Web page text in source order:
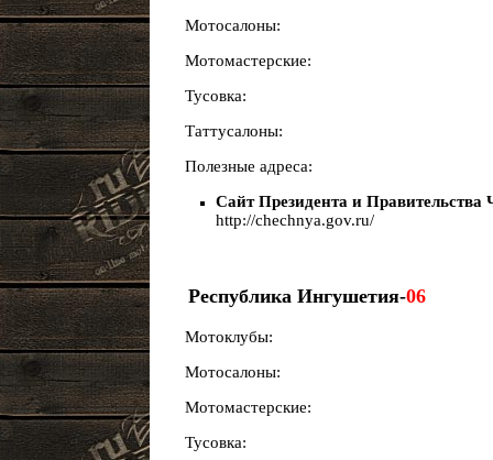
Мотосалоны:
Мотомастерские:
Тусовка:
Таттусалоны:
Полезные адреса:
Сайт Президента и Правительства
http://chechnya.gov.ru/
Республика Ингушетия-06
Мотоклубы:
Мотосалоны:
Мотомастерские:
Тусовка: